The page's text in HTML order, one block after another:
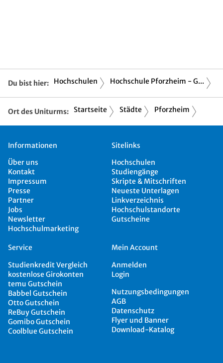
Du bist hier: Hochschulen Hochschule Pforzheim - G...
Ort des Uniturms: Startseite Städte Pforzheim
Informationen
Über uns
Kontakt
Impressum
Presse
Partner
Jobs
Newsletter
Hochschulmarketing
Sitelinks
Hochschulen
Studiengänge
Skripte & Mitschriften
Neueste Unterlagen
Linkverzeichnis
Hochschulstandorte
Gutscheine
Service
Studienkredit Vergleich
kostenlose Girokonten
temu Gutschein
Babbel Gutschein
Otto Gutschein
ReBuy Gutschein
Gomibo Gutschein
Coolblue Gutschein
Mein Account
Anmelden
Login
Nutzungsbedingungen
AGB
Datenschutz
Flyer und Banner
Download-Katalog